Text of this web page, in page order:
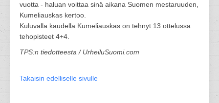
vuotta - haluan voittaa sinä aikana Suomen mestaruuden,
Kumeliauskas kertoo.
Kuluvalla kaudella Kumeliauskas on tehnyt 13 ottelussa
tehopisteet 4+4.
TPS:n tiedotteesta / UrheiluSuomi.com
Takaisin edelliselle sivulle